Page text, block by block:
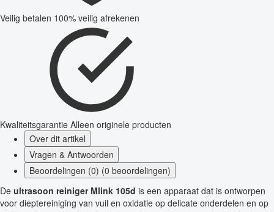
Veilig betalen 100% veilig afrekenen
Kwaliteitsgarantie Alleen originele producten
Over dit artikel
Vragen & Antwoorden
Beoordelingen (0) (0 beoordelingen)
De ultrasoon reiniger Mlink 105d is een apparaat dat is ontworpen
voor dieptereiniging van vuil en oxidatie op delicate onderdelen en op